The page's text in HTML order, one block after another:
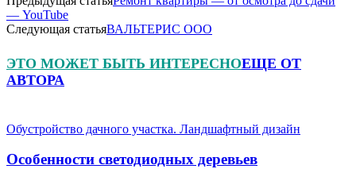
— YouTube
Следующая статьяВАЛЬТЕРИС ООО
ЭТО МОЖЕТ БЫТЬ ИНТЕРЕСНОЕЩЕ ОТ
АВТОРА
Обустройство дачного участка. Ландшафтный дизайн
Особенности светодиодных деревьев